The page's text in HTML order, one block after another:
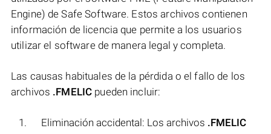
Engine) de Safe Software. Estos archivos contienen
información de licencia que permite a los usuarios
utilizar el software de manera legal y completa.
Las causas habituales de la pérdida o el fallo de los
archivos .FMELIC pueden incluir:
Eliminación accidental: Los archivos .FMELIC